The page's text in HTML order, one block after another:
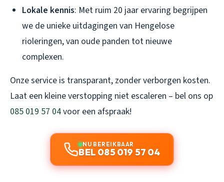
Lokale kennis: Met ruim 20 jaar ervaring begrijpen
we de unieke uitdagingen van Hengelose
rioleringen, van oude panden tot nieuwe
complexen.
Onze service is transparant, zonder verborgen kosten.
Laat een kleine verstopping niet escaleren – bel ons op
085 019 57 04voor een afspraak!
NU BEREIKBAAR
BEL 085 019 57 04